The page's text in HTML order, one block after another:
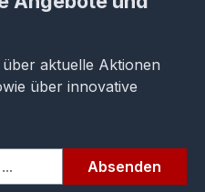
aktuelle Aktionen
über innovative
Absenden